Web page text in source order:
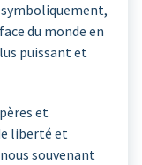
symboliquement,
du monde en
puissant et
et
liberté et
souvenant